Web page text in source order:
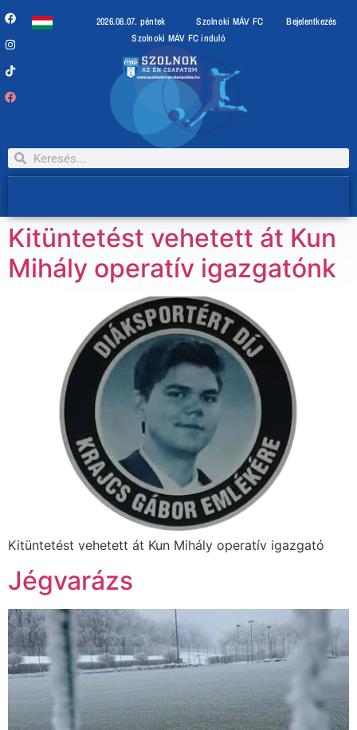
2026.08.07. péntek Szolnoki MÁV FC
Bejelentkezés
Szolnoki MÁV FC induló
Kitüntetést vehetett át Kun
Mihály operatív igazgatónk
Kitüntetést vehetett át Kun Mihály operatív igazgató
Jégvarázs